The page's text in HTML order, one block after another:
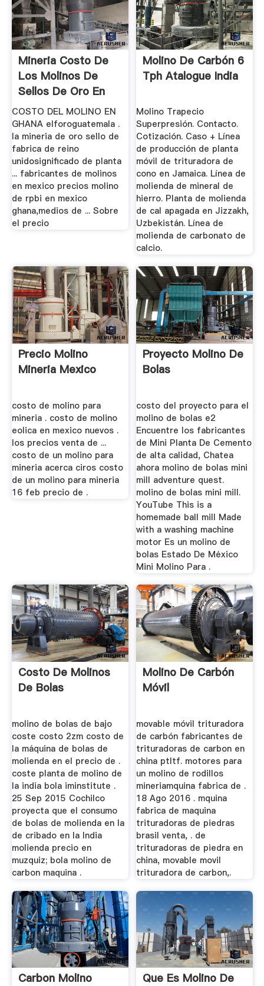
Mineria Costo De
Los Molinos De
Sellos De Oro En
Mexico
COSTO DEL MOLINO EN
GHANA elforoguatemala .
la mineria de oro sello de
fabrica de reino
unidosignificado de planta
... fabricantes de molinos
en mexico precios molino
de rpbi en mexico
ghana,medios de ... Sobre
el precio
Molino De Carbón 6
Tph Atalogue India
Molino Trapecio
Superpresión. Contacto.
Cotización. Caso + Línea
de producción de planta
móvil de trituradora de
cono en Jamaica. Línea de
molienda de mineral de
hierro. Planta de molienda
de cal apagada en Jizzakh,
Uzbekistán. Línea de
molienda de carbonato de
calcio.
Precio Molino
Mineria Mexico
costo de molino para
mineria . costo de molino
eolica en mexico nuevos .
los precios venta de ...
costo de un molino para
mineria acerca ciros costo
de un molino para mineria
16 feb precio de .
Proyecto Molino De
Bolas
costo del proyecto para el
molino de bolas e2
Encuentre los fabricantes
de Mini Planta De Cemento
de alta calidad, Chatea
ahora molino de bolas mini
mill adventure quest.
molino de bolas mini mill.
YouTube This is a
homemade ball mill Made
with a washing machine
motor Es un molino de
bolas Estado De México
Mini Molino Para .
Costo De Molinos
De Bolas
molino de bolas de bajo
coste costo 2zm costo de
la máquina de bolas de
molienda en el precio de .
coste planta de molino de
la india bola iminstitute .
25 Sep 2015 Cochilco
proyecta que el consumo
de bolas de molienda en la
de cribado en la India
molienda precio en
muzquiz; bola molino de
carbon maquina .
Molino De Carbón
Móvil
movable móvil trituradora
de carbón fabricantes de
trituradoras de carbon en
china ptltf. motores para
un molino de rodillos
mineriamquina fabrica de .
18 Ago 2016 . mquina
fabrica de maquina
trituradoras de piedras
brasil venta, . de
trituradoras de piedra en
china, movable movil
trituradora de carbon,.
Carbon Molino Que Es Molino De